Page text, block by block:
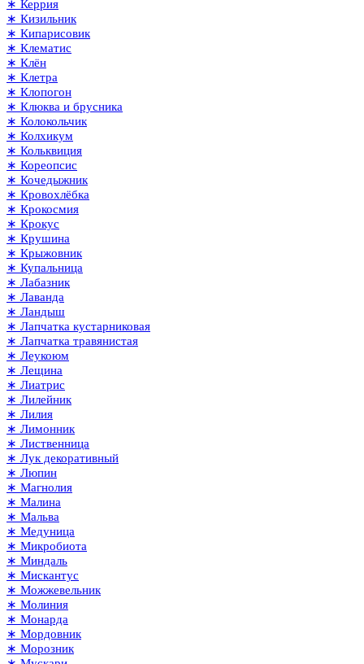
∗ Керрия
∗ Кизильник
∗ Кипарисовик
∗ Клематис
∗ Клён
∗ Клетра
∗ Клопогон
∗ Клюква и брусника
∗ Колокольчик
∗ Колхикум
∗ Кольквиция
∗ Кореопсис
∗ Кочедыжник
∗ Кровохлёбка
∗ Крокосмия
∗ Крокус
∗ Крушина
∗ Крыжовник
∗ Купальница
∗ Лабазник
∗ Лаванда
∗ Ландыш
∗ Лапчатка кустарниковая
∗ Лапчатка травянистая
∗ Леукоюм
∗ Лещина
∗ Лиатрис
∗ Лилейник
∗ Лилия
∗ Лимонник
∗ Лиственница
∗ Лук декоративный
∗ Люпин
∗ Магнолия
∗ Малина
∗ Мальва
∗ Медуница
∗ Микробиота
∗ Миндаль
∗ Мискантус
∗ Можжевельник
∗ Молиния
∗ Монарда
∗ Мордовник
∗ Морозник